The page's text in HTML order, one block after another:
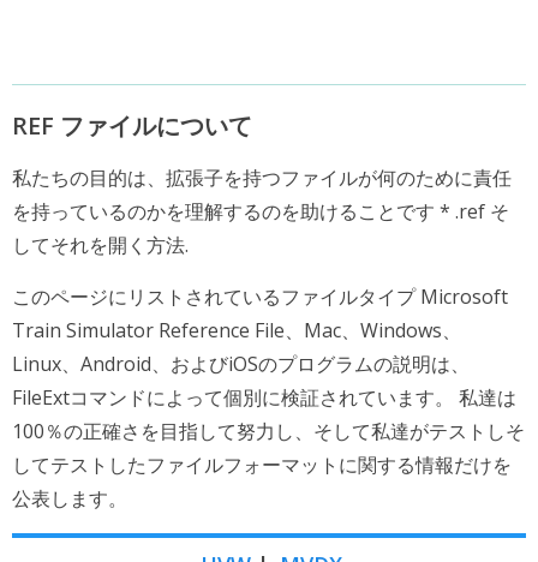
REF ファイルについて
私たちの目的は、拡張子を持つファイルが何のために責任
を持っているのかを理解するのを助けることです * .ref そ
してそれを開く方法.
このページにリストされているファイルタイプ Microsoft
Train Simulator Reference File、Mac、Windows、
Linux、Android、およびiOSのプログラムの説明は、
FileExtコマンドによって個別に検証されています。 私達は
100％の正確さを目指して努力し、そして私達がテストしそ
してテストしたファイルフォーマットに関する情報だけを
公表します。